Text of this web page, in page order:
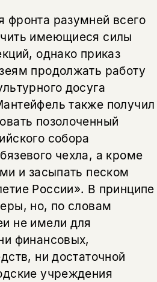
фронта разумней всего
имеющиеся силы
однако приказ
продолжать работу
досуга
также получил
позолоченный
собора
чехла, а кроме
и засыпать песком
России». В принципе
но, по словам
не имели для
финансовых,
ни достаточной
учреждения